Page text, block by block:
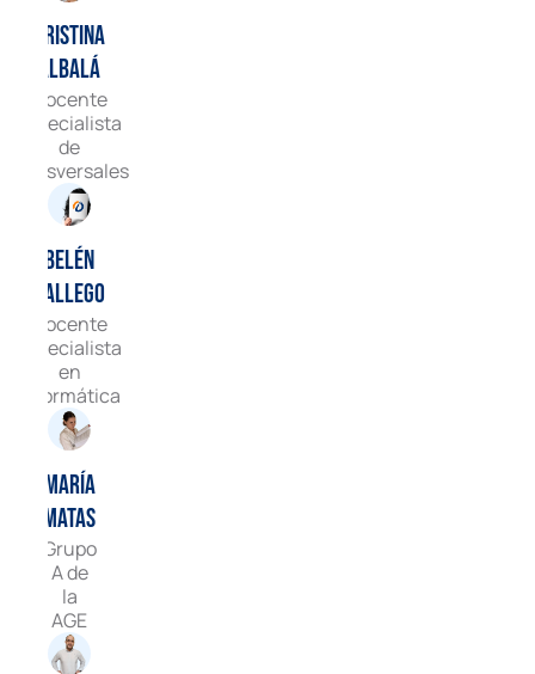
Cristina
Albalá
Docente
especialista
de
transversales
Belén
Gallego
Docente
especialista
en
informática
María
Matas
Grupo
A de
la
AGE